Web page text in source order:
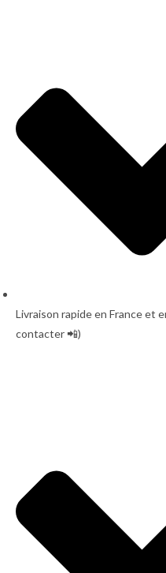
Livraison rapide en France et
contacter 📲)